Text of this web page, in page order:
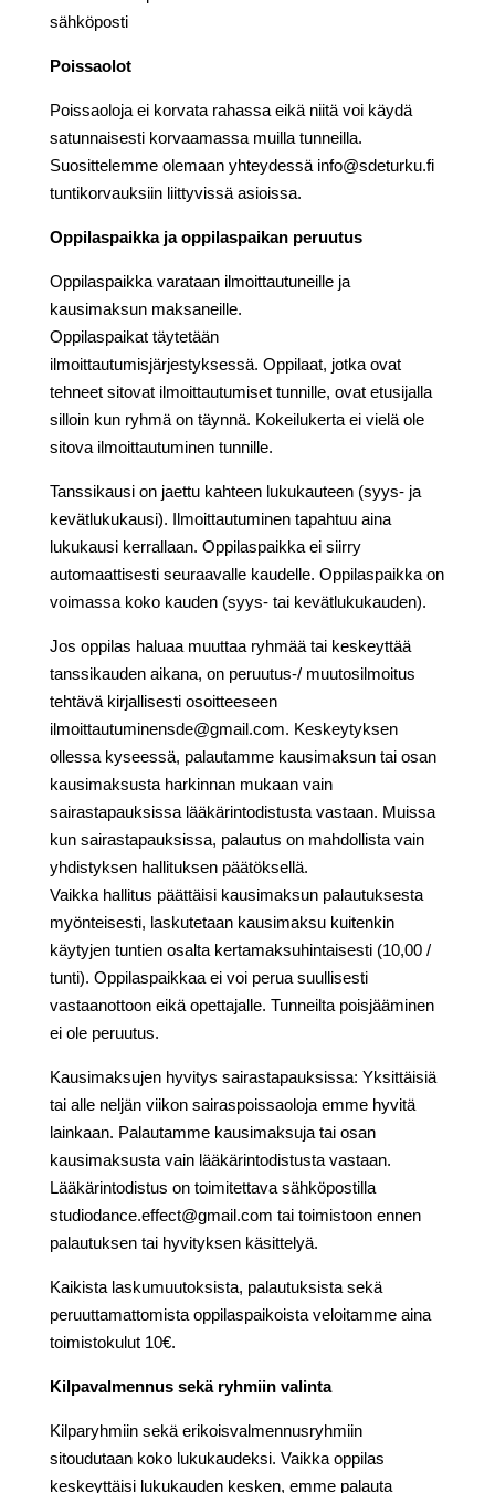
sähköposti
Poissaolot
Poissaoloja ei korvata rahassa eikä niitä voi käydä
satunnaisesti korvaamassa muilla tunneilla.
Suosittelemme olemaan yhteydessä info@sdeturku.fi
tuntikorvauksiin liittyvissä asioissa.
Oppilaspaikka ja oppilaspaikan peruutus
Oppilaspaikka varataan ilmoittautuneille ja
kausimaksun maksaneille.
Oppilaspaikat täytetään
ilmoittautumisjärjestyksessä. Oppilaat, jotka ovat
tehneet sitovat ilmoittautumiset tunnille, ovat etusijalla
silloin kun ryhmä on täynnä. Kokeilukerta ei vielä ole
sitova ilmoittautuminen tunnille.
Tanssikausi on jaettu kahteen lukukauteen (syys- ja
kevätlukukausi). Ilmoittautuminen tapahtuu aina
lukukausi kerrallaan. Oppilaspaikka ei siirry
automaattisesti seuraavalle kaudelle. Oppilaspaikka on
voimassa koko kauden (syys- tai kevätlukukauden).
Jos oppilas haluaa muuttaa ryhmää tai keskeyttää
tanssikauden aikana, on peruutus-/ muutosilmoitus
tehtävä kirjallisesti osoitteeseen
ilmoittautuminensde@gmail.com. Keskeytyksen
ollessa kyseessä, palautamme kausimaksun tai osan
kausimaksusta harkinnan mukaan vain
sairastapauksissa lääkärintodistusta vastaan. Muissa
kun sairastapauksissa, palautus on mahdollista vain
yhdistyksen hallituksen päätöksellä.
Vaikka hallitus päättäisi kausimaksun palautuksesta
myönteisesti, laskutetaan kausimaksu kuitenkin
käytyjen tuntien osalta kertamaksuhintaisesti (10,00 /
tunti). Oppilaspaikkaa ei voi perua suullisesti
vastaanottoon eikä opettajalle. Tunneilta poisjääminen
ei ole peruutus.
Kausimaksujen hyvitys sairastapauksissa: Yksittäisiä
tai alle neljän viikon sairaspoissaoloja emme hyvitä
lainkaan. Palautamme kausimaksuja tai osan
kausimaksusta vain lääkärintodistusta vastaan.
Lääkärintodistus on toimitettava sähköpostilla
studiodance.effect@gmail.com tai toimistoon ennen
palautuksen tai hyvityksen käsittelyä.
Kaikista laskumuutoksista, palautuksista sekä
peruuttamattomista oppilaspaikoista veloitamme aina
toimistokulut 10€.
Kilpavalmennus sekä ryhmiin valinta
Kilparyhmiin sekä erikoisvalmennusryhmiin
sitoudutaan koko lukukaudeksi. Vaikka oppilas
keskeyttäisi lukukauden kesken, emme palauta